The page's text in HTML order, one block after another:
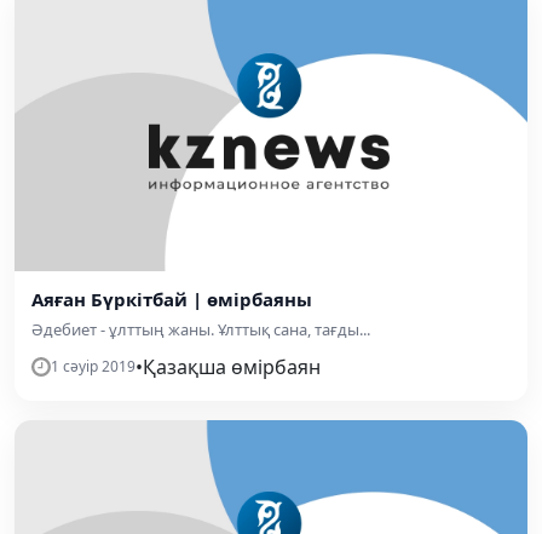
Аяған Бүркітбай | өмірбаяны
Әдебиет - ұлттың жаны. Ұлттық сана, тағды...
1 сәуір 2019•Қазақша өмірбаян